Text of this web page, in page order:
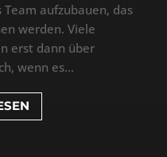
aufzubauen, das
werden. Viele
erst dann über
wenn es...